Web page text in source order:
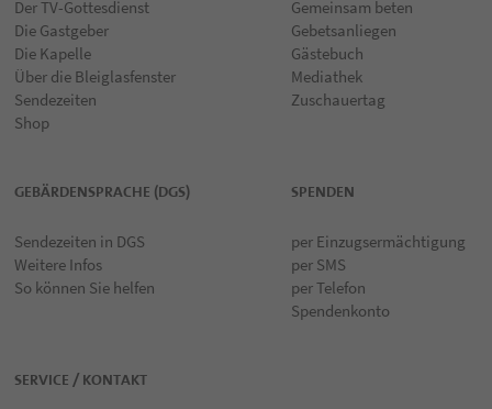
Der TV-Gottesdienst
Die Gastgeber
Die Kapelle
Über die Bleiglasfenster
Sendezeiten
Shop
Gemeinsam beten
Gebetsanliegen
Gästebuch
Mediathek
Zuschauertag
GEBÄRDENSPRACHE (DGS)
Sendezeiten in DGS
Weitere Infos
So können Sie helfen
SPENDEN
per Einzugsermächtigung
per SMS
per Telefon
Spendenkonto
SERVICE / KONTAKT